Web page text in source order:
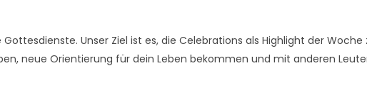
Unser Ziel ist es, die Celebrations als Highlight der
neue Orientierung für dein Leben bekommen und mit anderen